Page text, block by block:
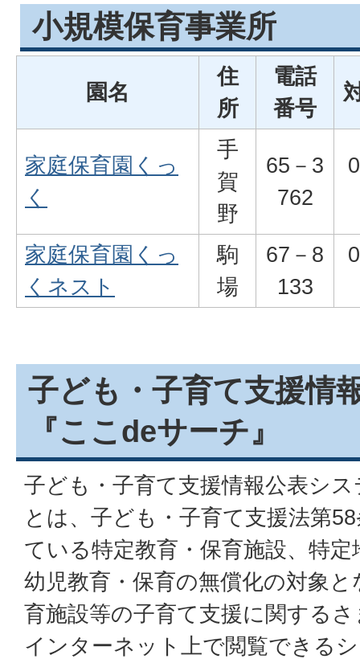
小規模保育事業所
園名
住
所
電話
番号
家庭保育園くっ
く
手
賀
野
65－3
762
家庭保育園くっ
くネスト
駒
場
67－8
133
子ども・子育て支援情
『ここdeサーチ』
子ども・子育て支援情報公表シ
とは、子ども・子育て支援法第
ている特定教育・保育施設、特
幼児教育・保育の無償化の対象
育施設等の子育て支援に関する
インターネット上で閲覧できる